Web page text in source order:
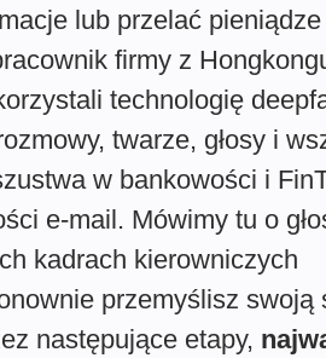
lub przelać
firmy z
technologię
twarze, głosy i
w bankowości i
e-mail. Mówimy tu o
kadrach kierowniczych
przemyślisz swoją
następujące etapy,